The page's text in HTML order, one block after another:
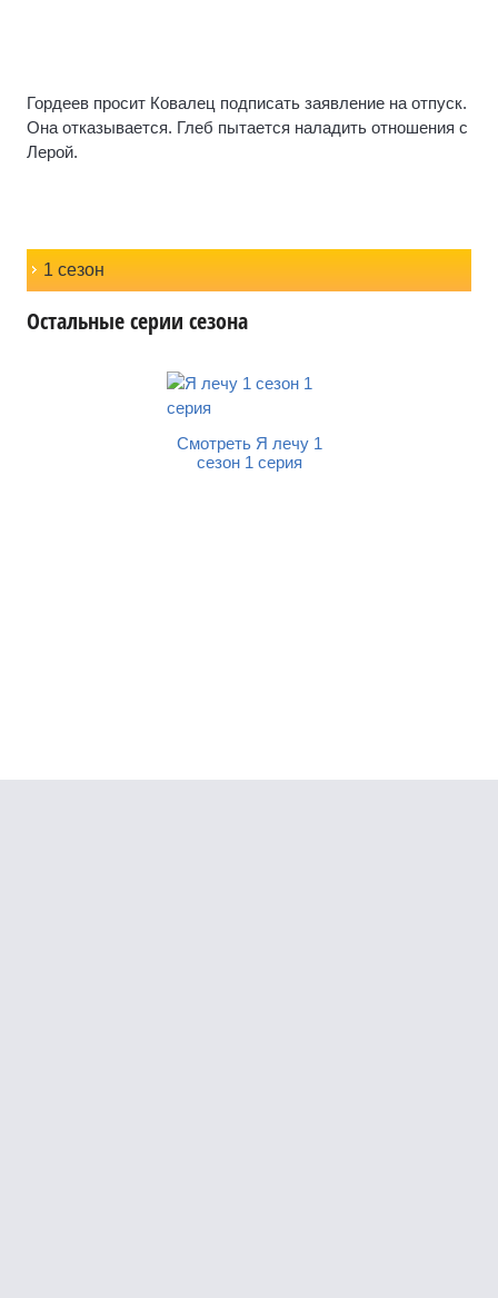
Гордеев просит Ковалец подписать заявление на отпуск.
Она отказывается. Глеб пытается наладить отношения с
Лерой.
1 сезон
Остальные серии сезона
Смотреть Я лечу 1
сезон 1 серия